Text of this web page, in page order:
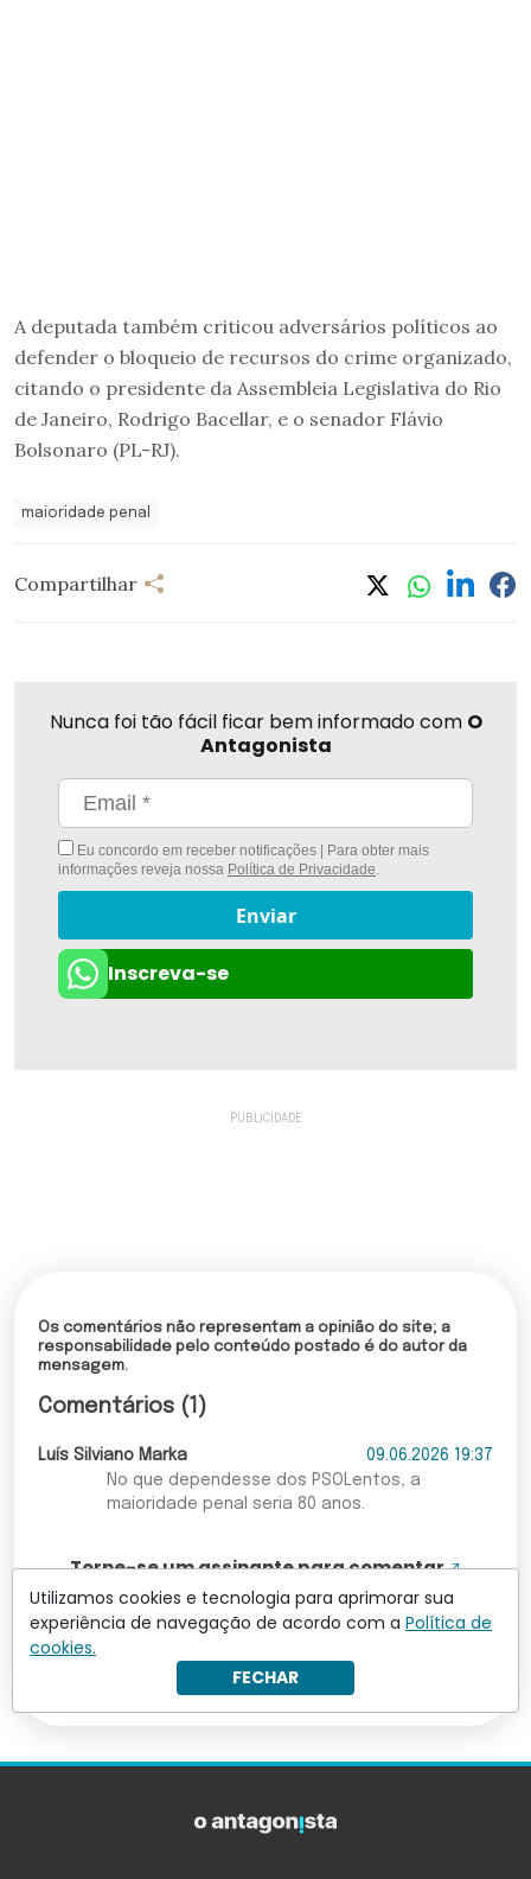
A deputada também criticou adversários políticos ao
defender o bloqueio de recursos do crime organizado,
citando o presidente da Assembleia Legislativa do Rio
de Janeiro, Rodrigo Bacellar, e o senador Flávio
Bolsonaro (PL-RJ).
maioridade penal
Compartilhar
Nunca foi tão fácil ficar bem informado com O
Antagonista
Eu concordo em receber notificações | Para obter mais
informações reveja nossa Política de Privacidade.
Enviar
Inscreva-se
Os comentários não representam a opinião do site; a
responsabilidade pelo conteúdo postado é do autor da
mensagem.
Comentários (1)
Luís Silviano Marka
09.06.2026 19:37
No que dependesse dos PSOLentos, a
maioridade penal seria 80 anos.
Torne-se um assinante para comentar
Leia mais comentários
Utilizamos cookies e tecnologia para aprimorar sua
experiência de navegação de acordo com a Política de
cookies.
FECHAR